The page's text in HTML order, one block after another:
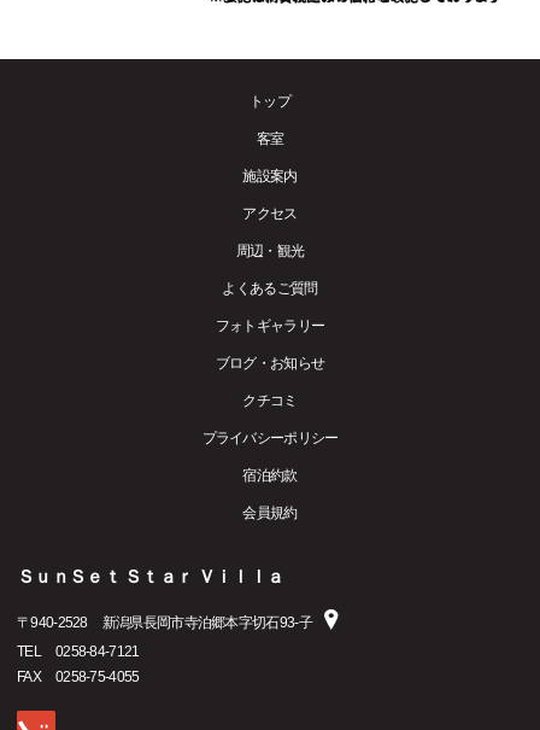
トップ
客室
施設案内
アクセス
周辺・観光
よくあるご質問
フォトギャラリー
ブログ・お知らせ
クチコミ
プライバシーポリシー
宿泊約款
会員規約
ＳｕｎＳｅｔ Ｓｔａｒ Ｖｉｌｌａ
〒940-2528
新潟県長岡市寺泊郷本字切石93-子
TEL
0258-84-7121
FAX
0258-75-4055